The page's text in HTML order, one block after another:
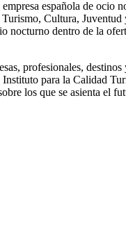
española de
Cultura,
dentro de la
profesionales,
para la Calidad
los que se asienta el